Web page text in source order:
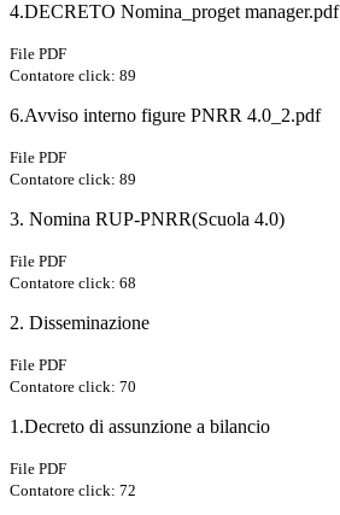
4.DECRETO Nomina_proget manager.pdf
File PDF
Contatore click: 89
6.Avviso interno figure PNRR 4.0_2.pdf
File PDF
Contatore click: 89
3. Nomina RUP-PNRR(Scuola 4.0)
File PDF
Contatore click: 68
2. Disseminazione
File PDF
Contatore click: 70
1.Decreto di assunzione a bilancio
File PDF
Contatore click: 72